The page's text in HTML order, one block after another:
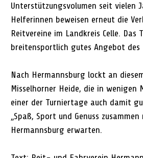
Unterstützungsvolumen seit vielen
Helferinnen beweisen erneut die
Reitvereine im Landkreis Celle.
breitensportlich gutes Angebot des
Nach Hermannsburg lockt an
Misselhorner Heide, die in wenigen
einer der Turniertage auch damit
„Spaß, Sport und Genuss
Hermannsburg erwarten.